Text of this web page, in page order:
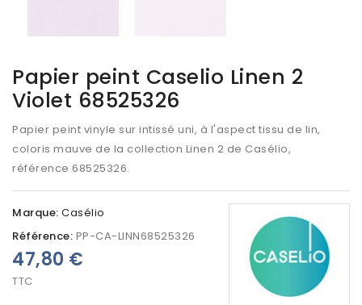
Papier peint Caselio Linen 2
Violet 68525326
Papier peint vinyle sur intissé uni, à l'aspect tissu de lin,
coloris mauve de la collection Linen 2 de Casélio,
référence 68525326.
Marque: Casélio
Référence: PP-CA-LINN68525326
47,80 €
TTC